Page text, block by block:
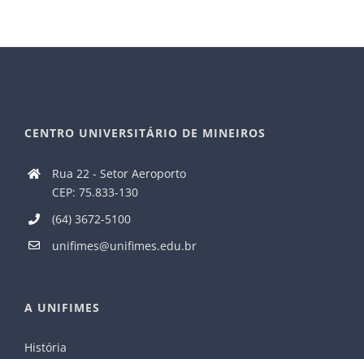
CENTRO UNIVERSITÁRIO DE MINEIROS
Rua 22 - Setor Aeroporto
CEP: 75.833-130
(64) 3672-5100
unifimes@unifimes.edu.br
A UNIFIMES
História